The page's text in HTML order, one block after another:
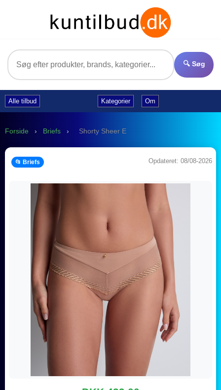
🔍 Søg
Alle tilbud Kategorier Om
Forside › Briefs › Shorty Sheer E
📂 Briefs Opdateret: 08/08-2026